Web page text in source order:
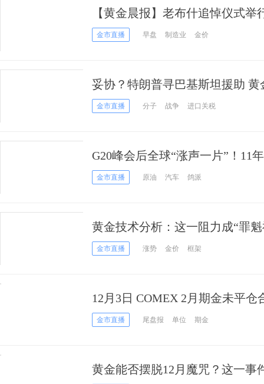
【黄金晨报】老布什追悼仪式
消 黄金价格大涨10美元！
金市直播 早盘 制造业 金价
妥协？特朗普寻巴基斯坦援助
机遇
金市直播 分子 战争 进口关税
G20峰会后全球“涨声一片”！11
黄金走势喜上眉梢
金市直播 原油 汽车 鸽派
黄金技术分析：这一阻力成“罪
注意
金市直播 涨势 金价 框架
12月3日 COMEX 2月期金未平仓
金市直播 尾盘报 单位 期金
黄金能否摆脱12月魔咒？这一事